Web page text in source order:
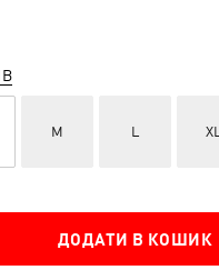
M L XL
ДОДАТИ В КОШИК